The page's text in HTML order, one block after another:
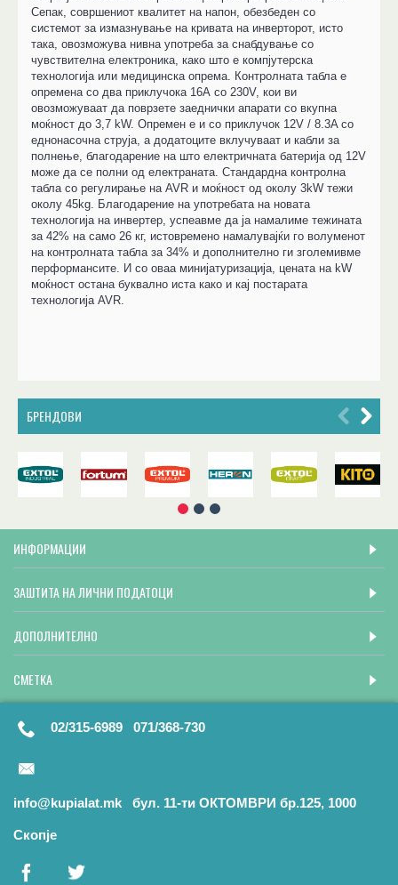
Сепак, совршениот квалитет на напон, обезбеден со
системот за измазнување на кривата на инверторот, исто
така, овозможува нивна употреба за снабдување со
чувствителна електроника, како што е компјутерска
технологија или медицинска опрема. Контролната табла е
опремена со два приклучока 16А со 230V, кои ви
овозможуваат да поврзете заеднички апарати со вкупна
моќност до 3,7 kW. Опремен е и со приклучок 12V / 8.3A со
еднонасочна струја, а додатоците вклучуваат и кабли за
полнење, благодарение на што електричната батерија од 12V
може да се полни од електраната. Стандардна контролна
табла со регулирање на AVR и моќност од околу 3kW тежи
околу 45kg. Благодарение на употребата на новата
технологија на инвертер, успеавме да ја намалиме тежината
за 42% на само 26 кг, истовремено намалувајќи го волуменот
на контролната табла за 34% и дополнително ги зголемивме
перформансите. И со оваа минијатуризација, цената на kW
моќност остана буквално иста како и кај постарата
технологија AVR.
БРЕНДОВИ
ИНФОРМАЦИИ
ЗАШТИТА НА ЛИЧНИ ПОДАТОЦИ
ДОПОЛНИТЕЛНО
СМЕТКА
02/315-6989 071/368-730
info@kupialat.mk бул. 11-ти ОКТОМВРИ бр.125, 1000
Скопје